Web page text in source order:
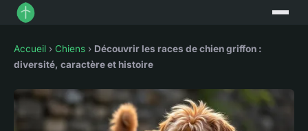
Accueil › Chiens › Découvrir les races de chien griffon :
diversité, caractère et histoire